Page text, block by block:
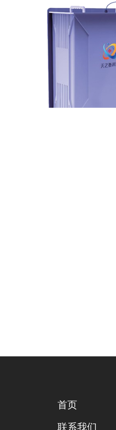
首页
联系我们